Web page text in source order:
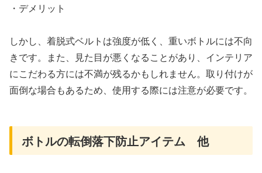
・デメリット
しかし、着脱式ベルトは強度が低く、重いボトルには不向
きです。また、見た目が悪くなることがあり、インテリア
にこだわる方には不満が残るかもしれません。取り付けが
面倒な場合もあるため、使用する際には注意が必要です。
ボトルの転倒落下防止アイテム 他